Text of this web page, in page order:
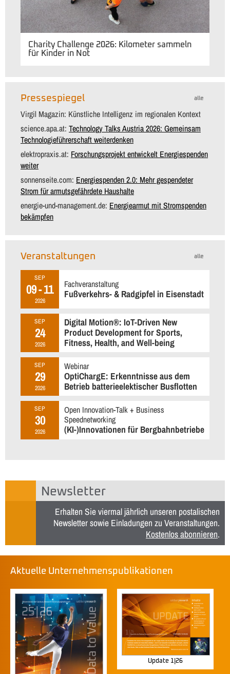
Charity Challenge 2026: Kilometer sammeln
für Kinder in Not
alle
Pressespiegel
Virgil Magazin: Künstliche Intelligenz im regionalen Kontext
science.apa.at: Technology Talks Austria 2026: Gemeinsam
Technologieführerschaft weiterdenken
elektropraxis.at: Forschungsprojekt entwickelt Energiespenden
weiter
sonnenseite.com: Energiespenden 2.0: Mehr gespendeter
Strom für armutsgefährdete Haushalte
energie-und-management.de: Energiearmut mit Stromspenden
bekämpfen
alle
Veranstaltungen
SEP
09 - 11
2026
Fachveranstaltung
Fußverkehrs- & Radgipfel in Eisenstadt
SEP
24
2026
Digital Motion®: IoT-Driven New
Product Development for Sports,
Fitness, Health, and Well-being
SEP
29
2026
Webinar
OptiChargE: Erkenntnisse aus dem
Betrieb batterieelektischer Busflotten
SEP
30
2026
Open Innovation-Talk + Business
Speednetworking
(KI-)Innovationen für Bergbahnbetriebe
Newsletter
Erhalten Sie viermal jährlich unseren postalischen
Newsletter sowie Einladungen zu Veranstaltungen.
Kostenlos abonnieren.
Aktuelle Unternehmenspublikationen
Update 1|26